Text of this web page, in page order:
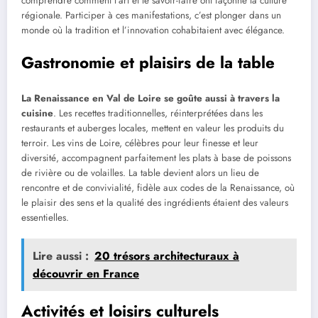
régionale. Participer à ces manifestations, c’est plonger dans un
monde où la tradition et l’innovation cohabitaient avec élégance.
Gastronomie et plaisirs de la table
La Renaissance en Val de Loire se goûte aussi à travers la
cuisine. Les recettes traditionnelles, réinterprétées dans les
restaurants et auberges locales, mettent en valeur les produits du
terroir. Les vins de Loire, célèbres pour leur finesse et leur
diversité, accompagnent parfaitement les plats à base de poissons
de rivière ou de volailles. La table devient alors un lieu de
rencontre et de convivialité, fidèle aux codes de la Renaissance, où
le plaisir des sens et la qualité des ingrédients étaient des valeurs
essentielles.
Lire aussi : 20 trésors architecturaux à
découvrir en France
Activités et loisirs culturels